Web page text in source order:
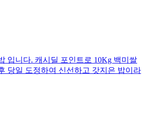
입니다. 캐시딜 포인트로 10Kg 백미쌀
당일 도정하여 신선하고 갓지은 밥이라